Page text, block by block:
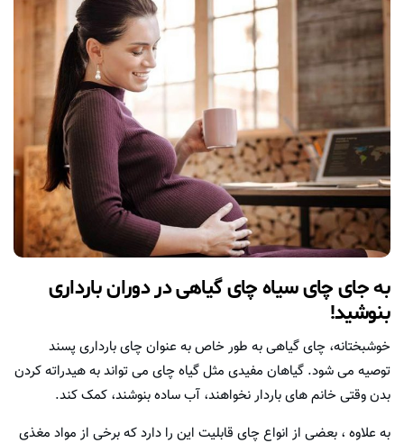
به جای چای سیاه چای گیاهی در دوران بارداری
بنوشید!
خوشبختانه، چای گیاهی به طور خاص به عنوان چای بارداری پسند
توصیه می شود. گیاهان مفیدی مثل گیاه چای می تواند به هیدراته کردن
بدن وقتی خانم های باردار نخواهند، آب ساده بنوشند، کمک کند.
به علاوه ، بعضی از انواع چای قابلیت این را دارد که برخی از مواد مغذی